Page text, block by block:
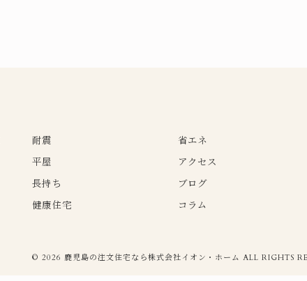
耐震
平屋
長持ち
健康住宅
省エネ
アクセス
ブログ
コラム
© 2026 鹿児島の注文住宅なら株式会社イオン・ホーム ALL RIGHTS